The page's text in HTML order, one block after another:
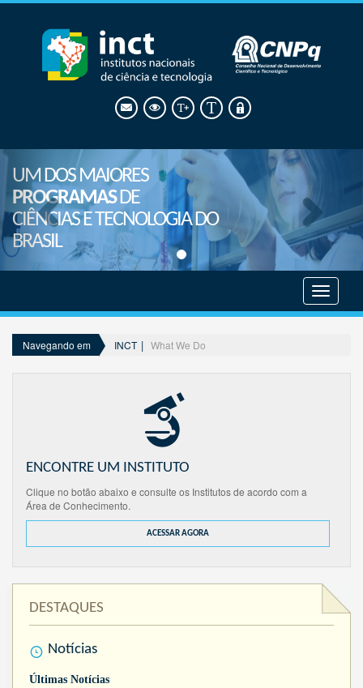
UM DOS MAIORES
PROGRAMASDE
CIÊNCIAS E TECNOLOGIA DO
BRASIL
menu
Navegando em INCT What We Do
ENCONTRE UM INSTITUTO
Clique no botão abaixo e consulte os Institutos de acordo com a
Área de Conhecimento.
ACESSAR AGORA
DESTAQUES
Notícias
Últimas Notícias